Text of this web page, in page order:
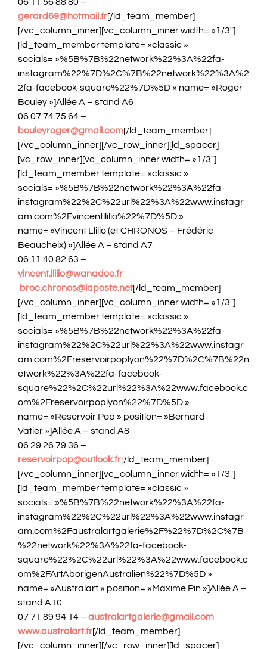
gerard69@hotmail.fr[/ld_team_member]
[/vc_column_inner][vc_column_inner width= »1/3″]
[ld_team_member template= »classic »
socials= »%5B%7B%22network%22%3A%22fa-
instagram%22%7D%2C%7B%22network%22%3A%2
2fa-facebook-square%22%7D%5D » name= »Roger
Bouley »]Allée A – stand A6
06 07 74 75 64 –
bouleyroger@gmail.com[/ld_team_member]
[/vc_column_inner][/vc_row_inner][ld_spacer]
[vc_row_inner][vc_column_inner width= »1/3″]
[ld_team_member template= »classic »
socials= »%5B%7B%22network%22%3A%22fa-
instagram%22%2C%22url%22%3A%22www.instagr
am.com%2Fvincentllilio%22%7D%5D »
name= »Vincent Llilio (et CHRONOS – Frédéric
Beaucheix) »]Allée A – stand A7
06 11 40 82 63 –
vincent.llilio@wanadoo.fr
broc.chronos@laposte.net[/ld_team_member]
[/vc_column_inner][vc_column_inner width= »1/3″]
[ld_team_member template= »classic »
socials= »%5B%7B%22network%22%3A%22fa-
instagram%22%2C%22url%22%3A%22www.instagr
am.com%2Freservoirpoplyon%22%7D%2C%7B%22n
etwork%22%3A%22fa-facebook-
square%22%2C%22url%22%3A%22www.facebook.c
om%2Freservoirpoplyon%22%7D%5D »
name= »Reservoir Pop » position= »Bernard
Vatier »]Allée A – stand A8
06 29 26 79 36 –
reservoirpop@outlook.fr[/ld_team_member]
[/vc_column_inner][vc_column_inner width= »1/3″]
[ld_team_member template= »classic »
socials= »%5B%7B%22network%22%3A%22fa-
instagram%22%2C%22url%22%3A%22www.instagr
am.com%2Faustralartgalerie%2F%22%7D%2C%7B
%22network%22%3A%22fa-facebook-
square%22%2C%22url%22%3A%22www.facebook.c
om%2FArtAborigenAustralien%22%7D%5D »
name= »Australart » position= »Maxime Pin »]Allée A –
stand A10
07 71 89 94 14 – australartgalerie@gmail.com
www.australart.fr[/ld_team_member]
[/vc_column_inner][/vc_row_inner][ld_spacer]